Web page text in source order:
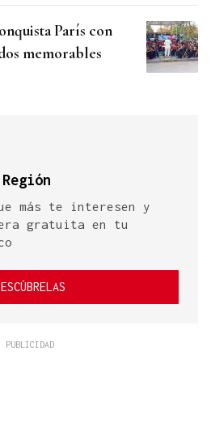
París con
memorables
más te interesen y
gratuita en tu